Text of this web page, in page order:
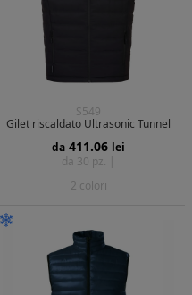
S549
Gilet riscaldato Ultrasonic Tunnel
da 411.06 lei
da 30 pz. |
2 colori